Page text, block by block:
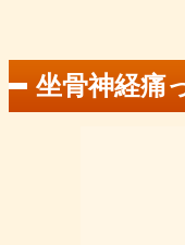
坐骨神経痛